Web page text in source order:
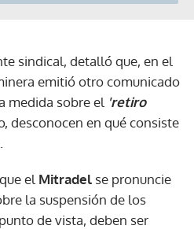
sindical, detalló que, en el
emitió otro comunicado
medida sobre el 'retiro
desconocen en qué consiste
el Mitradel se pronuncie
la suspensión de los
de vista, deben ser